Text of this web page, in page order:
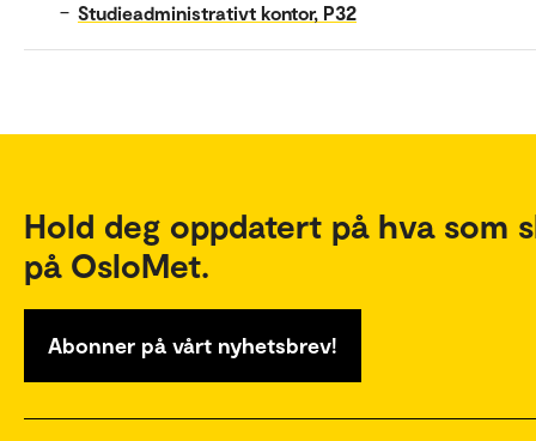
– Studieadministrativt kontor, P32
Hold deg oppdatert på hva som
på OsloMet.
Abonner på vårt nyhetsbrev!